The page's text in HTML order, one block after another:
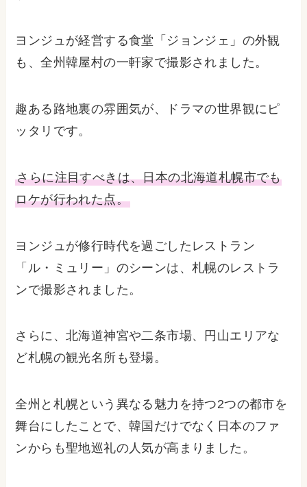
ヨンジュが経営する食堂「ジョンジェ」の外観
も、全州韓屋村の一軒家で撮影されました。
趣ある路地裏の雰囲気が、ドラマの世界観にピ
ッタリです。
さらに注目すべきは、日本の北海道札幌市でも
ロケが行われた点。
ヨンジュが修行時代を過ごしたレストラン
「ル・ミュリー」のシーンは、札幌のレストラ
ンで撮影されました。
さらに、北海道神宮や二条市場、円山エリアな
ど札幌の観光名所も登場。
全州と札幌という異なる魅力を持つ2つの都市を
舞台にしたことで、韓国だけでなく日本のファ
ンからも聖地巡礼の人気が高まりました。